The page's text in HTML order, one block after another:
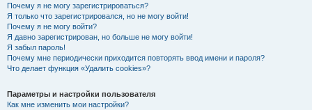
Почему я не могу зарегистрироваться?
Я только что зарегистрировался, но не могу войти!
Почему я не могу войти?
Я давно зарегистрирован, но больше не могу войти!
Я забыл пароль!
Почему мне периодически приходится повторять ввод имени и пароля?
Что делает функция «Удалить cookies»?
Параметры и настройки пользователя
Как мне изменить мои настройки?